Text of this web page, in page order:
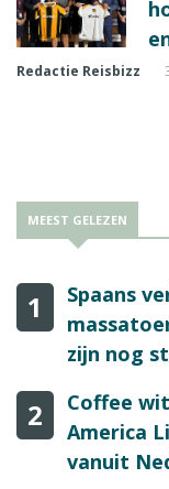
Redactie Reisbizz
MEEST GELEZEN
1
Spaans
zijn nog
2
Coffee
America
vanuit